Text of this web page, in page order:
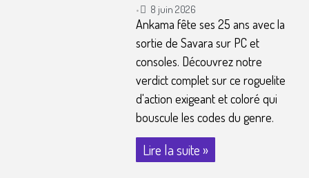
• 8 juin 2026
Ankama fête ses 25 ans avec la
sortie de Savara sur PC et
consoles. Découvrez notre
verdict complet sur ce roguelite
d'action exigeant et coloré qui
bouscule les codes du genre.
Lire la suite »